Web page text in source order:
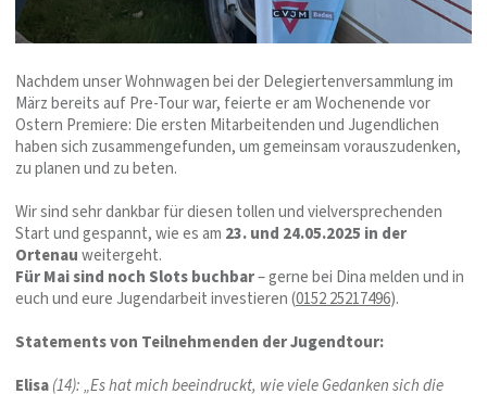
Nachdem unser Wohnwagen bei der Delegiertenversammlung im
März bereits auf Pre-Tour war, feierte er am Wochenende vor
Ostern Premiere: Die ersten Mitarbeitenden und Jugendlichen
haben sich zusammengefunden, um gemeinsam vorauszudenken,
zu planen und zu beten.
Wir sind sehr dankbar für diesen tollen und vielversprechenden
Start und gespannt, wie es am 23. und 24.05.2025 in der
Ortenauweitergeht.
Für Mai sind noch Slots buchbar– gerne bei Dina melden und in
euch und eure Jugendarbeit investieren (0152 25217496).
Statements von Teilnehmenden der Jugendtour:
Elisa(14): „Es hat mich beeindruckt, wie viele Gedanken sich die